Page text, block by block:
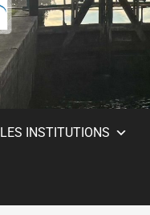
LES INSTITUTIONS